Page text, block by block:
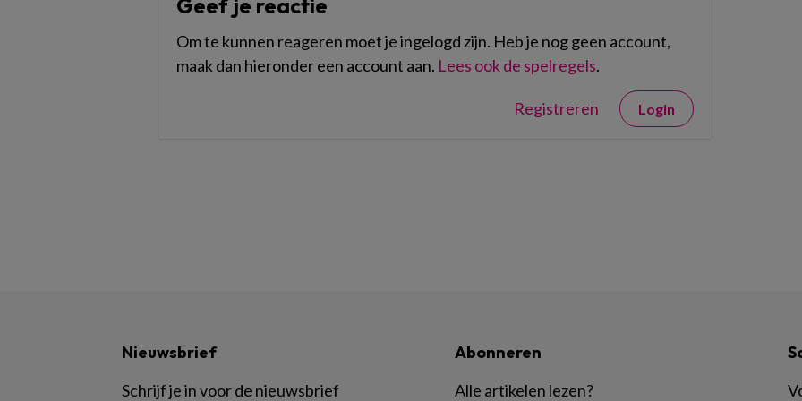
Geef je reactie
Om te kunnen reageren moet je ingelogd zijn. Heb je nog geen account,
maak dan hieronder een account aan. Lees ook de spelregels.
Registreren Login
Nieuwsbrief
Schrijf je in voor de nieuwsbrief
Abonneren
Alle artikelen lezen?